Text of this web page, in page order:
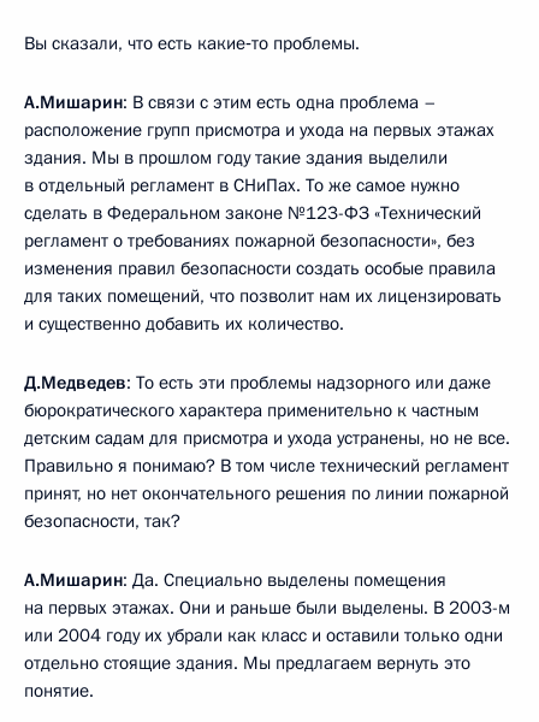
Вы сказали, что есть какие‑то проблемы.
А.Мишарин: В связи с этим есть одна проблема –
расположение групп присмотра и ухода на первых этажах
здания. Мы в прошлом году такие здания выделили
в отдельный регламент в СНиПах. То же самое нужно
сделать в Федеральном законе №123-ФЗ «Технический
регламент о требованиях пожарной безопасности», без
изменения правил безопасности создать особые правила
для таких помещений, что позволит нам их лицензировать
и существенно добавить их количество.
Д.Медведев: То есть эти проблемы надзорного или даже
бюрократического характера применительно к частным
детским садам для присмотра и ухода устранены, но не все.
Правильно я понимаю? В том числе технический регламент
принят, но нет окончательного решения по линии пожарной
безопасности, так?
А.Мишарин: Да. Специально выделены помещения
на первых этажах. Они и раньше были выделены. В 2003-м
или 2004 году их убрали как класс и оставили только одни
отдельно стоящие здания. Мы предлагаем вернуть это
понятие.